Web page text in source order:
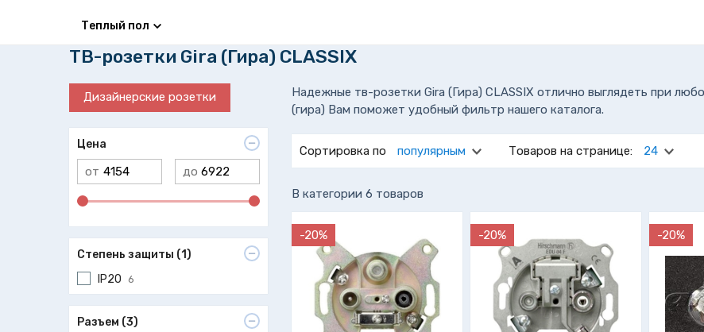
Теплый пол
ТВ-розетки Gira (Гира) CLASSIX
Дизайнерские розетки
Цена
от до
Степень защиты (1)
IP20
6
Разъем (3)
Надежные тв-розетки Gira (Гира) CLASSIX отлично выглядеть при
(гира) Вам поможет удобный фильтр нашего каталога.
Сортировка по популярным Товаров на странице: 24
В категории 6 товаров
-20% -20% -20%